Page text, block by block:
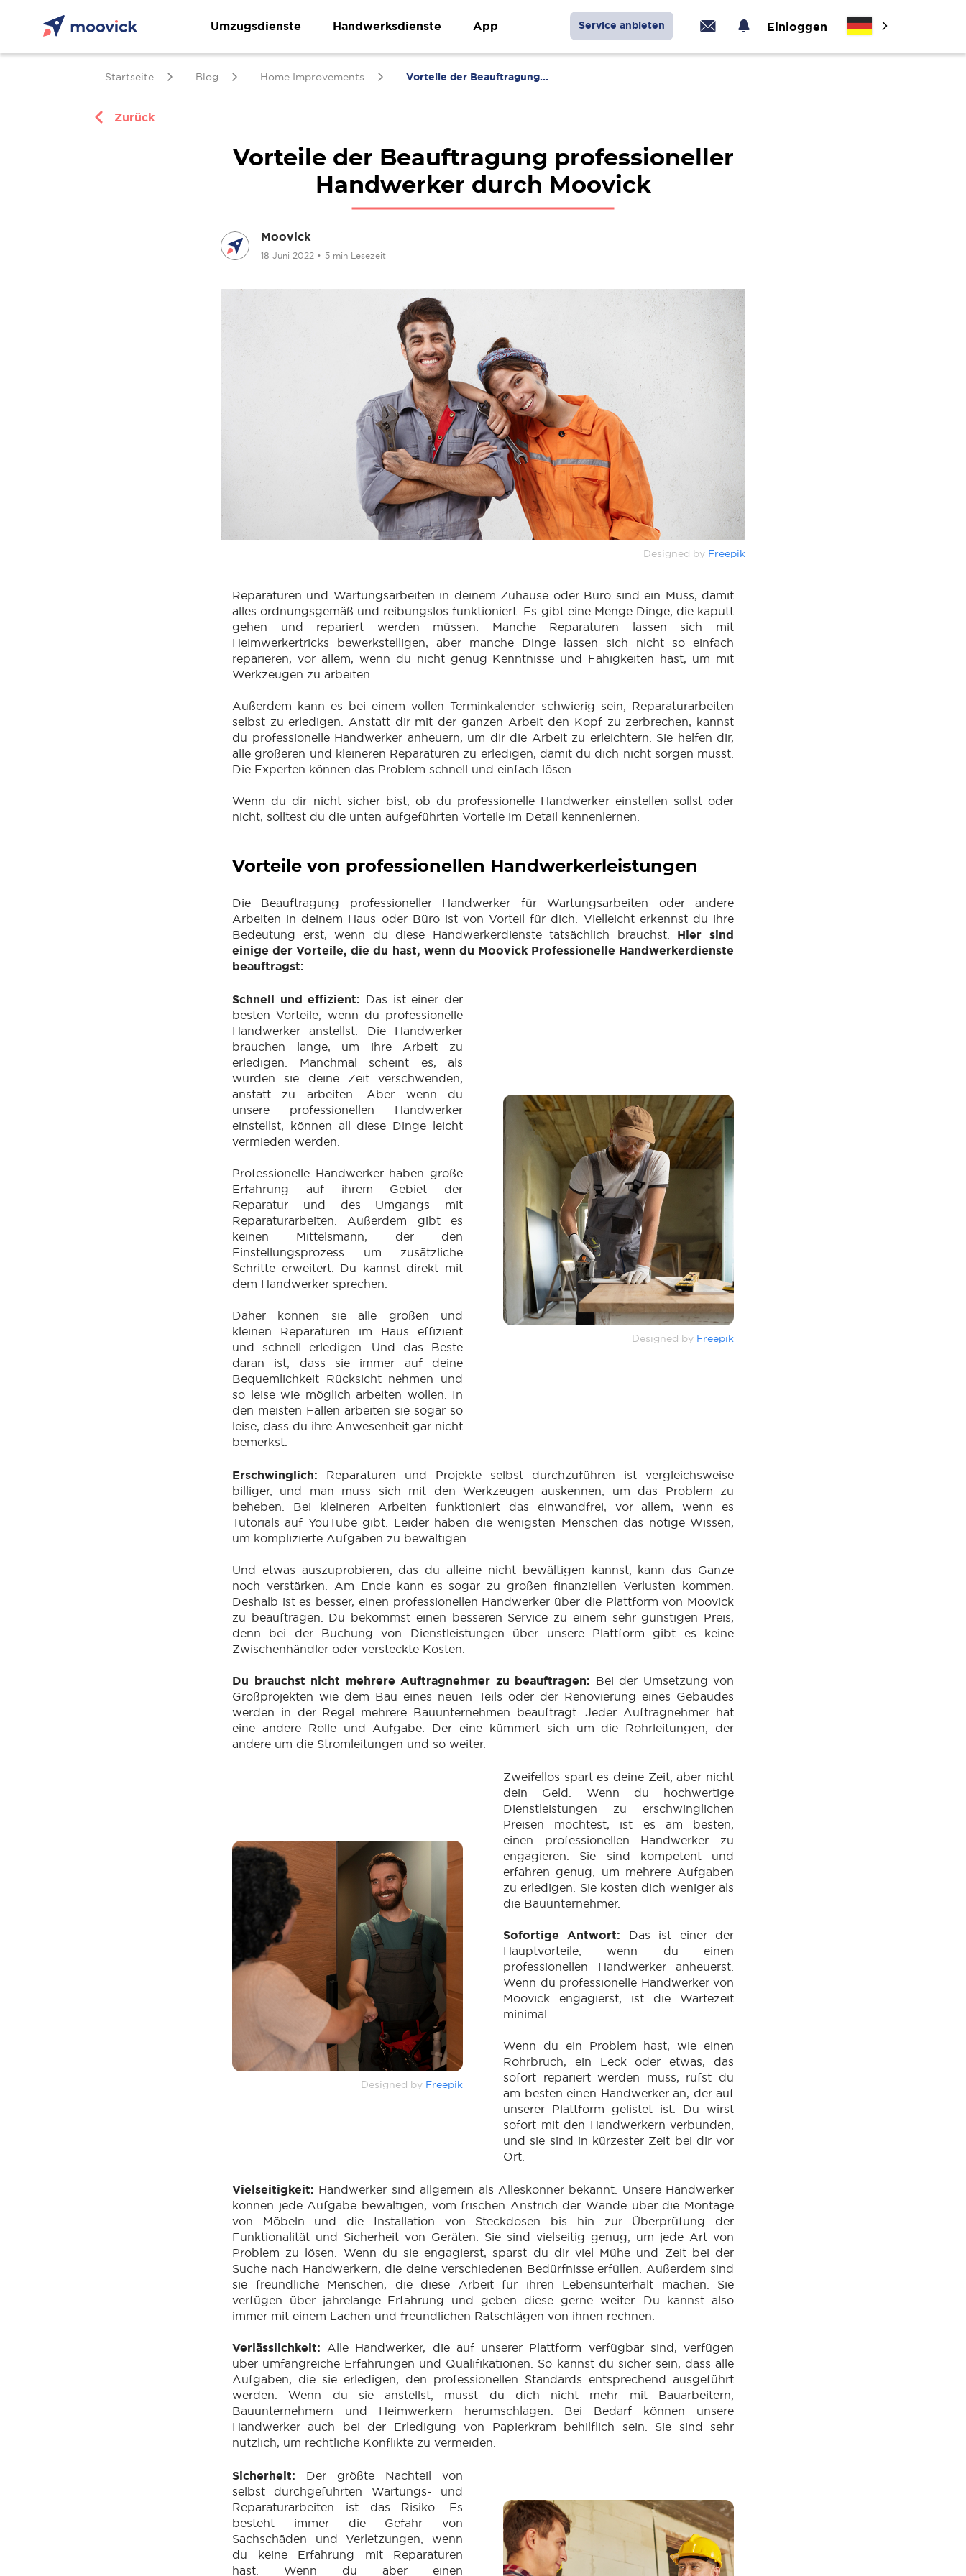
Umzugsdienste Handwerksdienste App Service anbieten Einloggen
Startseite Blog Home Improvements Vorteile der Beauftragung...
Zurück
Vorteile der Beauftragung professioneller
Handwerker durch Moovick
Moovick
18 Juni 2022 • 5 min Lesezeit
Designed by Freepik
Reparaturen und Wartungsarbeiten in deinem Zuhause oder Büro sind ein Muss, damit
alles ordnungsgemäß und reibungslos funktioniert. Es gibt eine Menge Dinge, die kaputt
gehen und repariert werden müssen. Manche Reparaturen lassen sich mit
Heimwerkertricks bewerkstelligen, aber manche Dinge lassen sich nicht so einfach
reparieren, vor allem, wenn du nicht genug Kenntnisse und Fähigkeiten hast, um mit
Werkzeugen zu arbeiten.
Außerdem kann es bei einem vollen Terminkalender schwierig sein, Reparaturarbeiten
selbst zu erledigen. Anstatt dir mit der ganzen Arbeit den Kopf zu zerbrechen, kannst
du professionelle Handwerker anheuern, um dir die Arbeit zu erleichtern. Sie helfen dir,
alle größeren und kleineren Reparaturen zu erledigen, damit du dich nicht sorgen musst.
Die Experten können das Problem schnell und einfach lösen.
Wenn du dir nicht sicher bist, ob du professionelle Handwerker einstellen sollst oder
nicht, solltest du die unten aufgeführten Vorteile im Detail kennenlernen.
Vorteile von professionellen Handwerkerleistungen
Die Beauftragung professioneller Handwerker für Wartungsarbeiten oder andere
Arbeiten in deinem Haus oder Büro ist von Vorteil für dich. Vielleicht erkennst du ihre
Bedeutung erst, wenn du diese Handwerkerdienste tatsächlich brauchst. Hier sind
einige der Vorteile, die du hast, wenn du Moovick Professionelle Handwerkerdienste
beauftragst:
Schnell und effizient: Das ist einer der
besten Vorteile, wenn du professionelle
Handwerker anstellst. Die Handwerker
brauchen lange, um ihre Arbeit zu
erledigen. Manchmal scheint es, als
würden sie deine Zeit verschwenden,
anstatt zu arbeiten. Aber wenn du
unsere professionellen Handwerker
einstellst, können all diese Dinge leicht
vermieden werden.
Professionelle Handwerker haben große
Erfahrung auf ihrem Gebiet der
Reparatur und des Umgangs mit
Reparaturarbeiten. Außerdem gibt es
keinen Mittelsmann, der den
Einstellungsprozess um zusätzliche
Schritte erweitert. Du kannst direkt mit
dem Handwerker sprechen.
Daher können sie alle großen und
kleinen Reparaturen im Haus effizient
und schnell erledigen. Und das Beste
daran ist, dass sie immer auf deine
Bequemlichkeit Rücksicht nehmen und
so leise wie möglich arbeiten wollen. In
den meisten Fällen arbeiten sie sogar so
leise, dass du ihre Anwesenheit gar nicht
bemerkst.
Designed by Freepik
Erschwinglich: Reparaturen und Projekte selbst durchzuführen ist vergleichsweise
billiger, und man muss sich mit den Werkzeugen auskennen, um das Problem zu
beheben. Bei kleineren Arbeiten funktioniert das einwandfrei, vor allem, wenn es
Tutorials auf YouTube gibt. Leider haben die wenigsten Menschen das nötige Wissen,
um komplizierte Aufgaben zu bewältigen.
Und etwas auszuprobieren, das du alleine nicht bewältigen kannst, kann das Ganze
noch verstärken. Am Ende kann es sogar zu großen finanziellen Verlusten kommen.
Deshalb ist es besser, einen professionellen Handwerker über die Plattform von Moovick
zu beauftragen. Du bekommst einen besseren Service zu einem sehr günstigen Preis,
denn bei der Buchung von Dienstleistungen über unsere Plattform gibt es keine
Zwischenhändler oder versteckte Kosten.
Du brauchst nicht mehrere Auftragnehmer zu beauftragen: Bei der Umsetzung von
Großprojekten wie dem Bau eines neuen Teils oder der Renovierung eines Gebäudes
werden in der Regel mehrere Bauunternehmen beauftragt. Jeder Auftragnehmer hat
eine andere Rolle und Aufgabe: Der eine kümmert sich um die Rohrleitungen, der
andere um die Stromleitungen und so weiter.
Zweifellos spart es deine Zeit, aber nicht
dein Geld. Wenn du hochwertige
Dienstleistungen zu erschwinglichen
Preisen möchtest, ist es am besten,
einen professionellen Handwerker zu
engagieren. Sie sind kompetent und
erfahren genug, um mehrere Aufgaben
zu erledigen. Sie kosten dich weniger als
die Bauunternehmer.
Sofortige Antwort: Das ist einer der
Hauptvorteile, wenn du einen
professionellen Handwerker anheuerst.
Wenn du professionelle Handwerker von
Moovick engagierst, ist die Wartezeit
minimal.
Wenn du ein Problem hast, wie einen
Rohrbruch, ein Leck oder etwas, das
sofort repariert werden muss, rufst du
am besten einen Handwerker an, der auf
unserer Plattform gelistet ist. Du wirst
sofort mit den Handwerkern verbunden,
und sie sind in kürzester Zeit bei dir vor
Ort.
Designed by Freepik
Vielseitigkeit: Handwerker sind allgemein als Alleskönner bekannt. Unsere Handwerker
können jede Aufgabe bewältigen, vom frischen Anstrich der Wände über die Montage
von Möbeln und die Installation von Steckdosen bis hin zur Überprüfung der
Funktionalität und Sicherheit von Geräten. Sie sind vielseitig genug, um jede Art von
Problem zu lösen. Wenn du sie engagierst, sparst du dir viel Mühe und Zeit bei der
Suche nach Handwerkern, die deine verschiedenen Bedürfnisse erfüllen. Außerdem sind
sie freundliche Menschen, die diese Arbeit für ihren Lebensunterhalt machen. Sie
verfügen über jahrelange Erfahrung und geben diese gerne weiter. Du kannst also
immer mit einem Lachen und freundlichen Ratschlägen von ihnen rechnen.
Verlässlichkeit: Alle Handwerker, die auf unserer Plattform verfügbar sind, verfügen
über umfangreiche Erfahrungen und Qualifikationen. So kannst du sicher sein, dass alle
Aufgaben, die sie erledigen, den professionellen Standards entsprechend ausgeführt
werden. Wenn du sie anstellst, musst du dich nicht mehr mit Bauarbeitern,
Bauunternehmern und Heimwerkern herumschlagen. Bei Bedarf können unsere
Handwerker auch bei der Erledigung von Papierkram behilflich sein. Sie sind sehr
nützlich, um rechtliche Konflikte zu vermeiden.
Sicherheit: Der größte Nachteil von
selbst durchgeführten Wartungs- und
Reparaturarbeiten ist das Risiko. Es
besteht immer die Gefahr von
Sachschäden und Verletzungen, wenn
du keine Erfahrung mit Reparaturen
hast. Wenn du aber einen